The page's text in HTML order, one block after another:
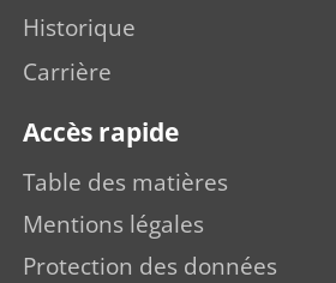
Historique
Carrière
Accès rapide
Table des matières
Mentions légales
Protection des données